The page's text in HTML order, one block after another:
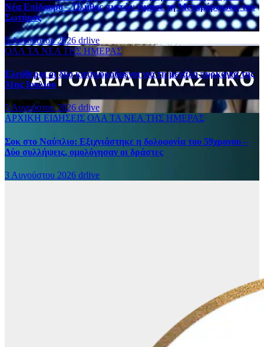
Νέα Επίδαυρο – Πλήθος πιστών τίμησε τη Μεταμόρφωση του
Σωτήρος
5 Αυγούστου 2026 drlive
ΟΛΑ ΤΑ ΝΕΑ ΤΗΣ ΗΜΕΡΑΣ
Ελεύθεροι οι δύο κατηγορούμενοι για τη μεγάλη πυρκαγιά της
31ης Ιουλίου
5 Αυγούστου 2026 drlive
ΑΡΧΙΚΗ ΕΙΔΗΣΕΙΣ ΟΛΑ ΤΑ ΝΕΑ ΤΗΣ ΗΜΕΡΑΣ
Σοκ στο Ναύπλιο: Εξιχνιάστηκε η δολοφονία του 59χρονου –
Δύο συλλήψεις, ομολόγησαν οι δράστες
3 Αυγούστου 2026 drlive